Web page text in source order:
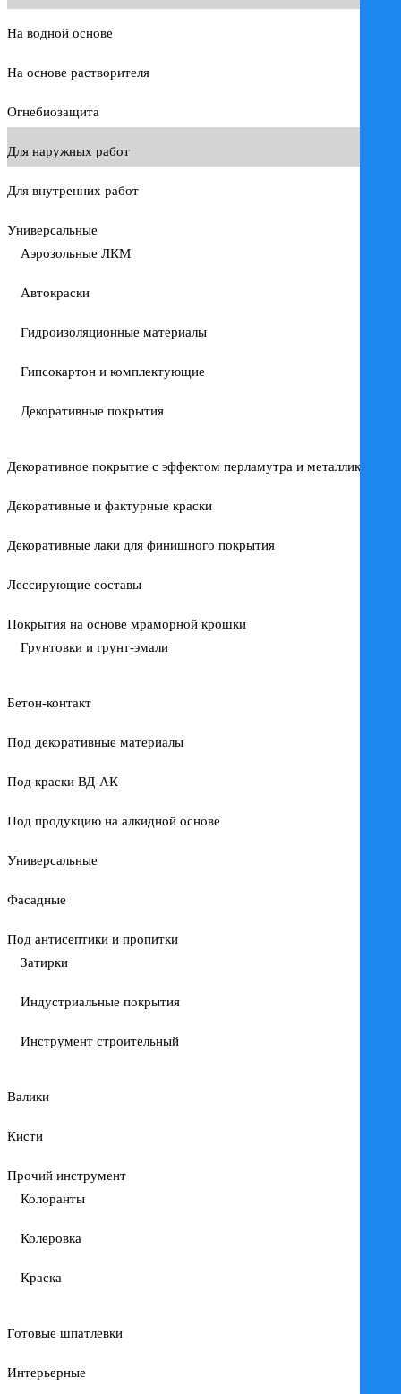
На водной основе
На основе растворителя
Огнебиозащита
Для наружных работ
Для внутренних работ
Универсальные
Аэрозольные ЛКМ
Автокраски
Гидроизоляционные материалы
Гипсокартон и комплектующие
Декоративные покрытия
Декоративное покрытие с эффектом перламутра и металлика
Декоративные и фактурные краски
Декоративные лаки для финишного покрытия
Лессирующие составы
Покрытия на основе мраморной крошки
Грунтовки и грунт-эмали
Бетон-контакт
Под декоративные материалы
Под краски ВД-АК
Под продукцию на алкидной основе
Универсальные
Фасадные
Под антисептики и пропитки
Затирки
Индустриальные покрытия
Инструмент строительный
Валики
Кисти
Прочий инструмент
Колоранты
Колеровка
Краска
Готовые шпатлевки
Интерьерные